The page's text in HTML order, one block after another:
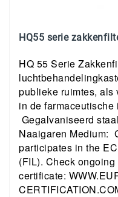
HQ55 serie
HQ 55 Serie
publieke ruimtes, als
in de farmaceutische
Gegalvaniseerd
Naaigaren Medium:
participates in the
(FIL). Check
certificate: